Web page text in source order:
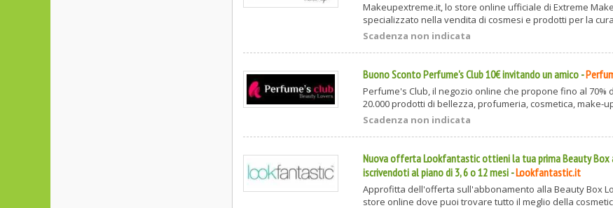
Makeupextreme.it, lo store online ufficiale di Extreme
specializzato nella vendita di cosmesi e prodotti per la
Scadenza non indicata
Buono Sconto Perfume's Club 10€ invitando un amico -
Perfume's Club, il negozio online che propone fino al 70%
20.000 prodotti di bellezza, profumeria, cosmetica, make-
Scadenza non indicata
Nuova offerta Lookfantastic ottieni la tua prima Beauty Box
iscrivendoti al piano di 3, 6 o 12 mesi -Lookfantastic.it
Approfitta dell'offerta sull'abbonamento alla Beauty Box
store online dove puoi trovare tutto il meglio della